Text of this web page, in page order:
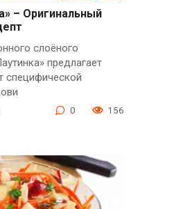
– Оригинальный
слоёного
предлагает
специфической
0 156